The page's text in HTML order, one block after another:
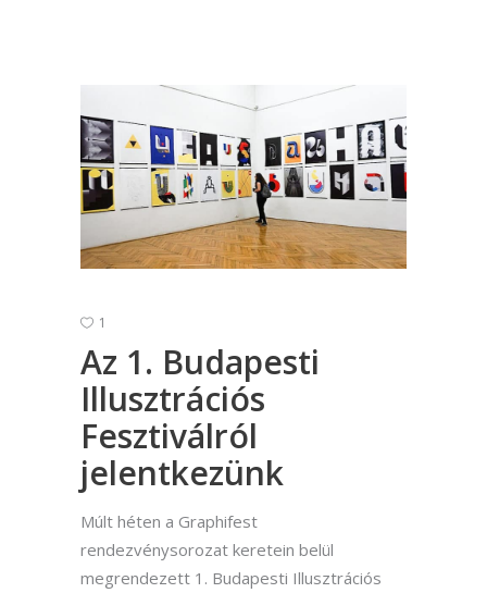
1
Az 1. Budapesti
Illusztrációs
Fesztiválról
jelentkezünk
Múlt héten a Graphifest
rendezvénysorozat keretein belül
megrendezett 1. Budapesti Illusztrációs